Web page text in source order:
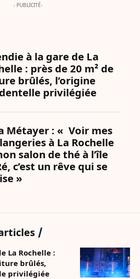
- PUBLICITÉ-
La Rochelle :
brûlés,
privilégiée